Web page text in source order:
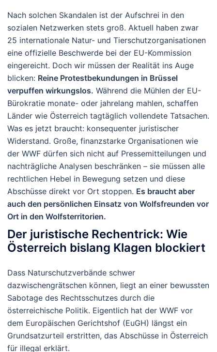
Nach solchen Skandalen ist der Aufschrei in den
sozialen Netzwerken stets groß. Aktuell haben zwar
25 internationale Natur- und Tierschutzorganisationen
eine offizielle Beschwerde bei der EU-Kommission
eingereicht. Doch wir müssen der Realität ins Auge
blicken: Reine Protestbekundungen in Brüssel
verpuffen wirkungslos. Während die Mühlen der EU-
Bürokratie monate- oder jahrelang mahlen, schaffen
Länder wie Österreich tagtäglich vollendete Tatsachen.
Was es jetzt braucht: konsequenter juristischer
Widerstand. Große, finanzstarke Organisationen wie
der WWF dürfen sich nicht auf Pressemitteilungen und
nachträgliche Analysen beschränken – sie müssen alle
rechtlichen Hebel in Bewegung setzen und diese
Abschüsse direkt vor Ort stoppen. Es braucht aber
auch den persönlichen Einsatz von Wolfsfreunden vor
Ort in den Wolfsterritorien.
Der juristische Rechentrick: Wie
Österreich bislang Klagen blockiert
Dass Naturschutzverbände schwer
dazwischengrätschen können, liegt an einer bewussten
Sabotage des Rechtsschutzes durch die
österreichische Politik. Eigentlich hat der WWF vor
dem Europäischen Gerichtshof (EuGH) längst ein
Grundsatzurteil erstritten, das Abschüsse in Österreich
für illegal erklärt.